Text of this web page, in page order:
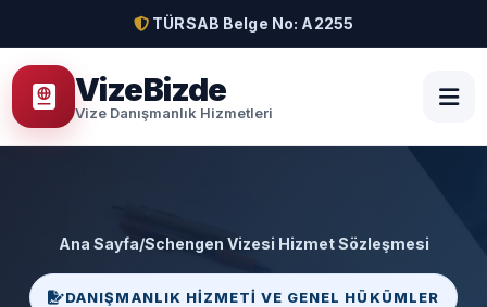
TÜRSAB Belge No: A2255
VizeBizde
Vize Danışmanlık Hizmetleri
Ana Sayfa/Schengen Vizesi Hizmet Sözleşmesi
DANIŞMANLIK HIZMETI VE GENEL HÜKÜMLER